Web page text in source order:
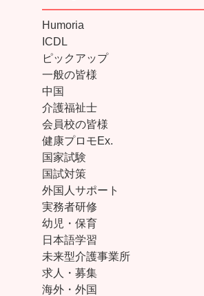
Humoria
ICDL
ピックアップ
一般の皆様
中国
介護福祉士
会員校の皆様
健康プロモEx.
国家試験
国試対策
外国人サポート
実務者研修
幼児・保育
日本語学習
未来型介護事業所
求人・募集
海外・外国